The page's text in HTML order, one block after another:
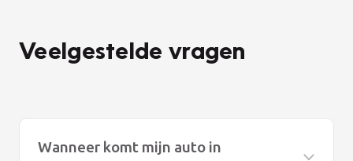
Veelgestelde vragen
Wanneer komt mijn auto in